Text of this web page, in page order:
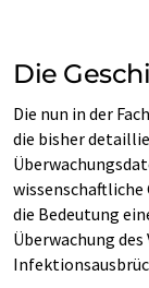
Die
Die nun in der
die bisher
die Bedeutung
Überwachung